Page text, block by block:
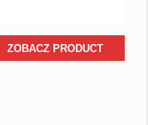
ZOBACZ PRODUCT